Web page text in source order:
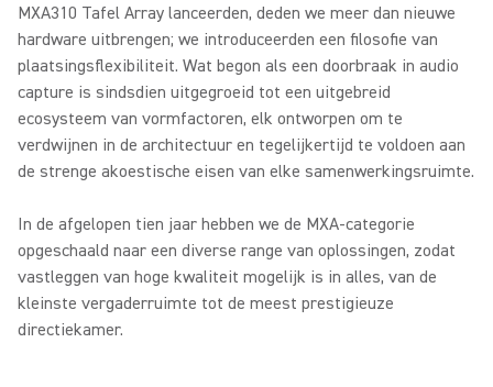
MXA310 Tafel Array lanceerden, deden we meer dan nieuwe
hardware uitbrengen; we introduceerden een filosofie van
plaatsingsflexibiliteit. Wat begon als een doorbraak in audio
capture is sindsdien uitgegroeid tot een uitgebreid
ecosysteem van vormfactoren, elk ontworpen om te
verdwijnen in de architectuur en tegelijkertijd te voldoen aan
de strenge akoestische eisen van elke samenwerkingsruimte.
In de afgelopen tien jaar hebben we de MXA-categorie
opgeschaald naar een diverse range van oplossingen, zodat
vastleggen van hoge kwaliteit mogelijk is in alles, van de
kleinste vergaderruimte tot de meest prestigieuze
directiekamer.